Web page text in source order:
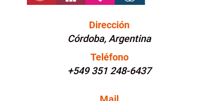
Dirección
Córdoba, Argentina
Teléfono
+549 351 248-6437